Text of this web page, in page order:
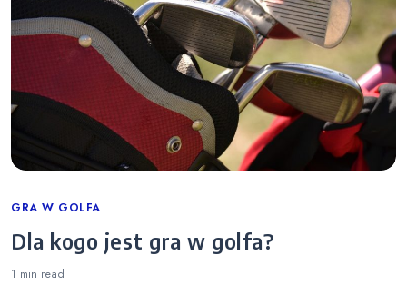
Categories
GRA W GOLFA
Dla kogo jest gra w golfa?
1 min read